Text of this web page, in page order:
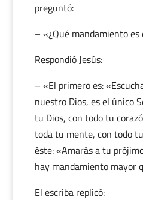
preguntó:
– «¿Qué mandamiento
Respondió Jesús:
– «El primero es:
nuestro Dios, es el único
tu Dios, con todo tu
toda tu mente, con todo
éste: «Amarás a tu
hay mandamiento mayor
El escriba replicó: